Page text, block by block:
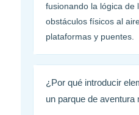
fusionando la lógica de
obstáculos físicos al
plataformas y puentes.
¿Por qué introducir
un parque de aventura